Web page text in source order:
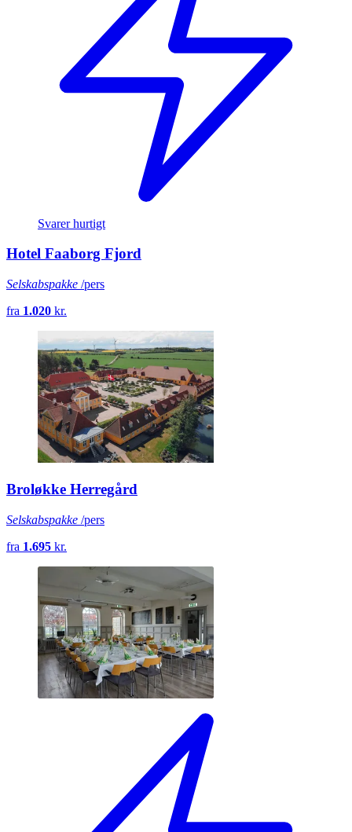
Svarer hurtigt
Hotel Faaborg Fjord
Selskabspakke /pers
fra 1.020 kr.
Broløkke Herregård
Selskabspakke /pers
fra 1.695 kr.